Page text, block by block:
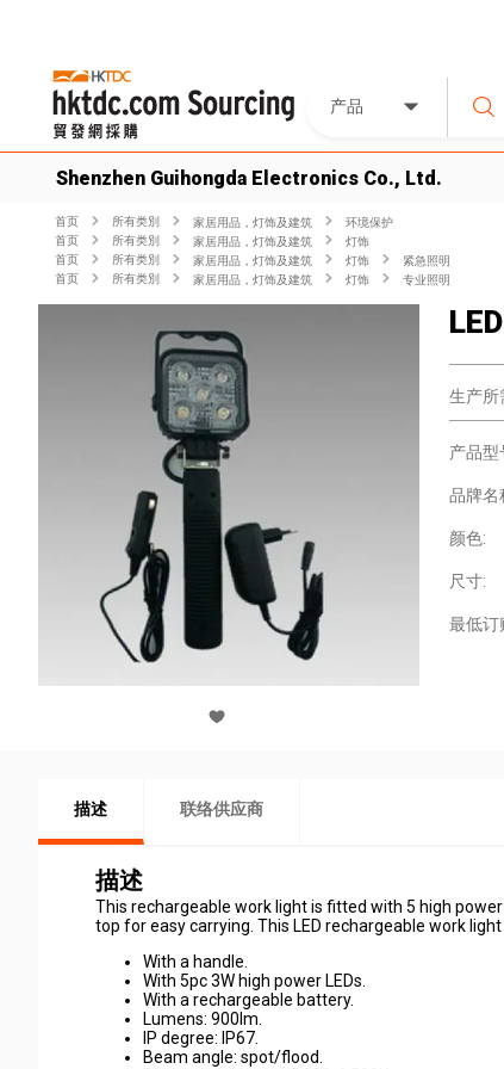
产品
Shenzhen Guihongda Electronics Co., Ltd.
首页 所有类別 家居用品，灯饰及建筑
环境保护
首页
所有类別 家居用品，灯饰及建筑
灯饰
首页
所有类別 家居用品，灯饰及建筑 灯饰
紧急照明
首页
所有类別 家居用品，灯饰及建筑 灯饰 专业照明
生产所
产品型
品牌名
颜色:
尺寸:
最低订
描述 联络供应商
描述
This rechargeable work light is fitted with 5 high
top for easy carrying. This LED rechargeable work light
With a handle.
With 5pc 3W high power LEDs.
With a rechargeable battery.
Lumens: 900lm.
IP degree: IP67.
Beam angle: spot/flood.